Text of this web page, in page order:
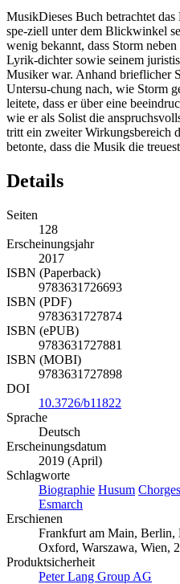
MusikDieses Buch betrachtet
spe-ziell unter dem Blickwinkel
wenig bekannt, dass Storm
Lyrik-dichter sowie seinem
Musiker war. Anhand brieflicher
Untersu-chung nach, wie Storm
leitete, dass er über eine
wie er als Solist die
tritt ein zweiter Wirkungsbereich
betonte, dass die Musik die
Details
Seiten
128
Erscheinungsjahr
2017
ISBN (Paperback)
9783631726693
ISBN (PDF)
9783631727874
ISBN (ePUB)
9783631727881
ISBN (MOBI)
9783631727898
DOI
10.3726/b11822
Sprache
Deutsch
Erscheinungsdatum
2019 (April)
Schlagworte
Biographie Husum
Esmarch
Erschienen
Frankfurt am Main, Berlin,
Oxford, Warszawa, Wien,
Produktsicherheit
Peter Lang Group AG